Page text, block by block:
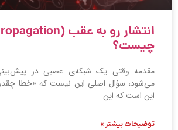
چیست؟
مقدمه وقتی یک شبکه‌ی عصبی در
می‌شود، سؤال اصلی این نیست که «خطا
این است که این
توضیحات بیشتر »